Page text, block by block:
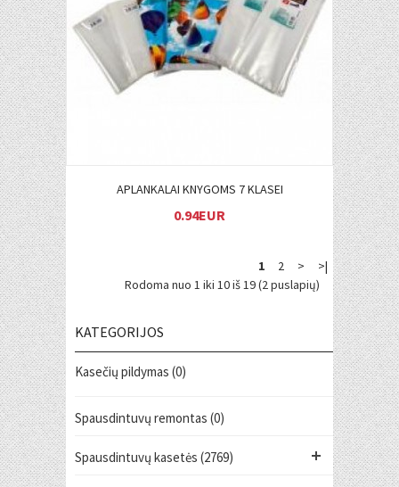
Į KREPŠELĮ
APLANKALAI KNYGOMS 7 KLASEI
0.94EUR
1 2 >
>|
Rodoma nuo 1 iki 10 iš 19 (2 puslapių)
KATEGORIJOS
Kasečių pildymas (0)
Spausdintuvų remontas (0)
Spausdintuvų kasetės (2769)